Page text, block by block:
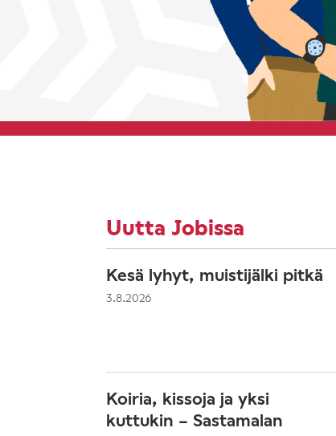
Uutta Jobissa
Kesä lyhyt, muistijälki pitkä
3.8.2026
Koiria, kissoja ja yksi
kuttukin – Sastamalan